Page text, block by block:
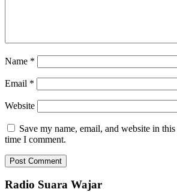
Name *
Email *
Website
Save my name, email, and website in
time I comment.
Radio Suara Wajar